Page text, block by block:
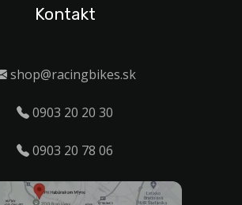
Kontakt
shop@racingbikes.sk
0903 20 20 30
0903 20 78 06